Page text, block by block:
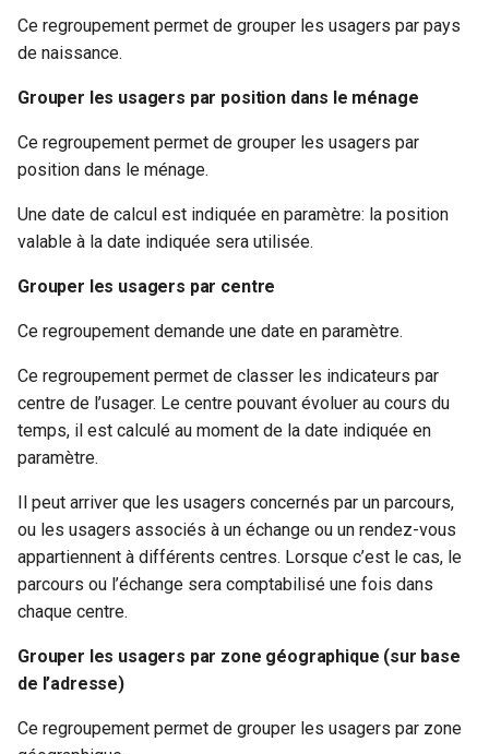
Ce regroupement permet de grouper les usagers par pays
de naissance.
Grouper les usagers par position dans le ménage
Ce regroupement permet de grouper les usagers par
position dans le ménage.
Une date de calcul est indiquée en paramètre: la position
valable à la date indiquée sera utilisée.
Grouper les usagers par centre
Ce regroupement demande une date en paramètre.
Ce regroupement permet de classer les indicateurs par
centre de l’usager. Le centre pouvant évoluer au cours du
temps, il est calculé au moment de la date indiquée en
paramètre.
Il peut arriver que les usagers concernés par un parcours,
ou les usagers associés à un échange ou un rendez-vous
appartiennent à différents centres. Lorsque c’est le cas, le
parcours ou l’échange sera comptabilisé une fois dans
chaque centre.
Grouper les usagers par zone géographique (sur base
de l’adresse)
Ce regroupement permet de grouper les usagers par zone